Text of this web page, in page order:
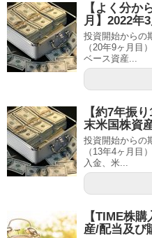
【よく分か
月】2022年
投資開始からの
（20年9ヶ月目
ベース資産...
【約7年振
末米国株資
投資開始からの
（13年4ヶ月目
入金、米...
【TIME株
産/配当及び